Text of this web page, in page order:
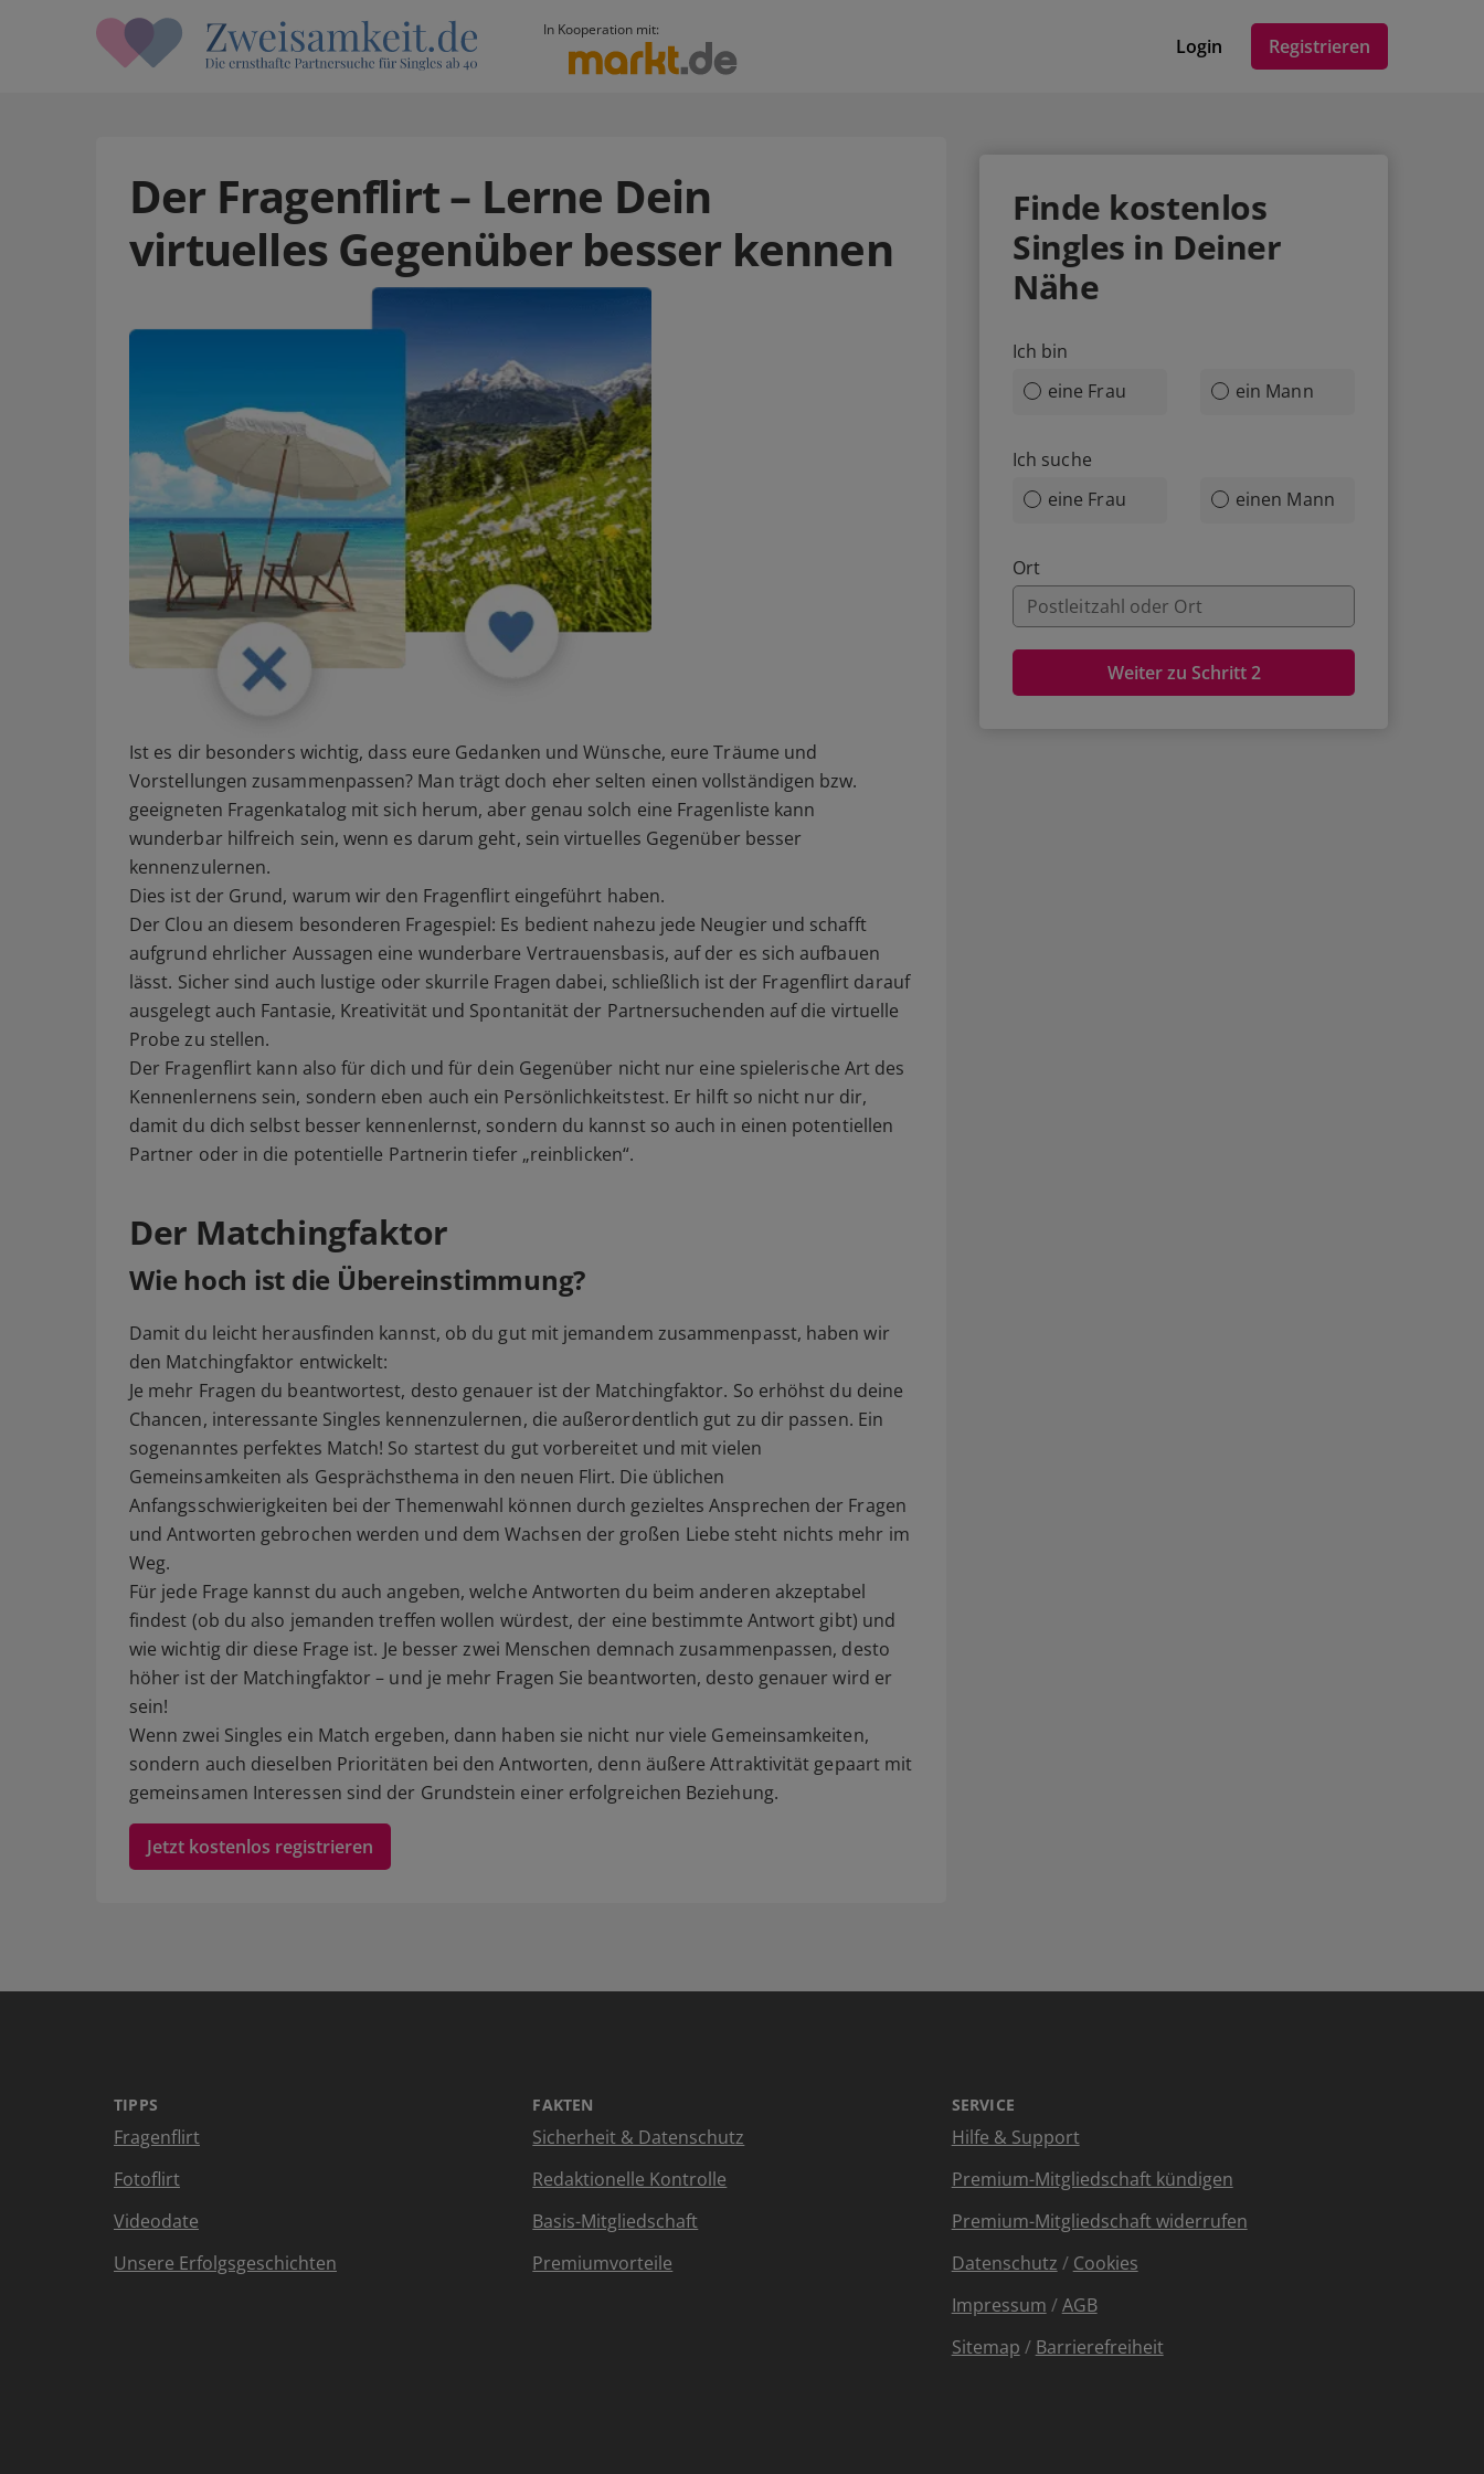
In Kooperation mit:
Login Registrieren
Der Fragenflirt – Lerne Dein
virtuelles Gegenüber besser kennen
Ist es dir besonders wichtig, dass eure Gedanken und Wünsche, eure Träume und
Vorstellungen zusammenpassen? Man trägt doch eher selten einen vollständigen bzw.
geeigneten Fragenkatalog mit sich herum, aber genau solch eine Fragenliste kann
wunderbar hilfreich sein, wenn es darum geht, sein virtuelles Gegenüber besser
kennenzulernen.
Dies ist der Grund, warum wir den Fragenflirt eingeführt haben.
Der Clou an diesem besonderen Fragespiel: Es bedient nahezu jede Neugier und schafft
aufgrund ehrlicher Aussagen eine wunderbare Vertrauensbasis, auf der es sich aufbauen
lässt. Sicher sind auch lustige oder skurrile Fragen dabei, schließlich ist der Fragenflirt darauf
ausgelegt auch Fantasie, Kreativität und Spontanität der Partnersuchenden auf die virtuelle
Probe zu stellen.
Der Fragenflirt kann also für dich und für dein Gegenüber nicht nur eine spielerische Art des
Kennenlernens sein, sondern eben auch ein Persönlichkeitstest. Er hilft so nicht nur dir,
damit du dich selbst besser kennenlernst, sondern du kannst so auch in einen potentiellen
Partner oder in die potentielle Partnerin tiefer „reinblicken“.
Der Matchingfaktor
Wie hoch ist die Übereinstimmung?
Damit du leicht herausfinden kannst, ob du gut mit jemandem zusammenpasst, haben wir
den Matchingfaktor entwickelt:
Je mehr Fragen du beantwortest, desto genauer ist der Matchingfaktor. So erhöhst du deine
Chancen, interessante Singles kennenzulernen, die außerordentlich gut zu dir passen. Ein
sogenanntes perfektes Match! So startest du gut vorbereitet und mit vielen
Gemeinsamkeiten als Gesprächsthema in den neuen Flirt. Die üblichen
Anfangsschwierigkeiten bei der Themenwahl können durch gezieltes Ansprechen der Fragen
und Antworten gebrochen werden und dem Wachsen der großen Liebe steht nichts mehr im
Weg.
Für jede Frage kannst du auch angeben, welche Antworten du beim anderen akzeptabel
findest (ob du also jemanden treffen wollen würdest, der eine bestimmte Antwort gibt) und
wie wichtig dir diese Frage ist. Je besser zwei Menschen demnach zusammenpassen, desto
höher ist der Matchingfaktor – und je mehr Fragen Sie beantworten, desto genauer wird er
sein!
Wenn zwei Singles ein Match ergeben, dann haben sie nicht nur viele Gemeinsamkeiten,
sondern auch dieselben Prioritäten bei den Antworten, denn äußere Attraktivität gepaart mit
gemeinsamen Interessen sind der Grundstein einer erfolgreichen Beziehung.
Jetzt kostenlos registrieren
Finde kostenlos
Singles in Deiner
Nähe
Ich bin
eine Frau
ein Mann
Ich suche
eine Frau
einen Mann
Ort
Weiter zu Schritt 2
TIPPS
Fragenflirt
Fotoflirt
Videodate
Unsere Erfolgsgeschichten
FAKTEN
Sicherheit & Datenschutz
Redaktionelle Kontrolle
Basis-Mitgliedschaft
Premiumvorteile
SERVICE
Hilfe & Support
Premium-Mitgliedschaft kündigen
Premium-Mitgliedschaft widerrufen
Datenschutz / Cookies
Impressum /AGB
Sitemap / Barrierefreiheit